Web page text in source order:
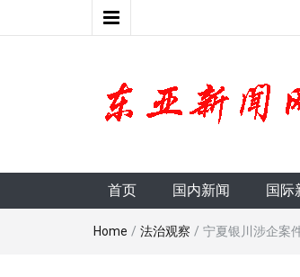
首页 国内新闻 国际
Home / 法治观察 / 宁夏银川涉企案